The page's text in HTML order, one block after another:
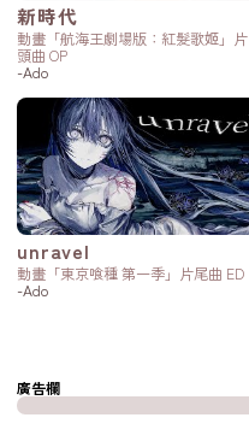
新時代
動畫「航海王劇場版：紅髮歌姬」片
頭曲 OP
-Ado
unravel
動畫「東京喰種 第一季」片尾曲 ED
-Ado
廣告欄